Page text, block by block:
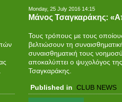
Monday, 25 July 2016 14:15
Μάνος Τσαγκαράκης:
Τους τρόπους με τους
βελτιώσουν τη
συναισθηματική τους
αποκαλύπτει ο ψυχολόγος
Τσαγκαράκης.
Published in CLUB NEWS